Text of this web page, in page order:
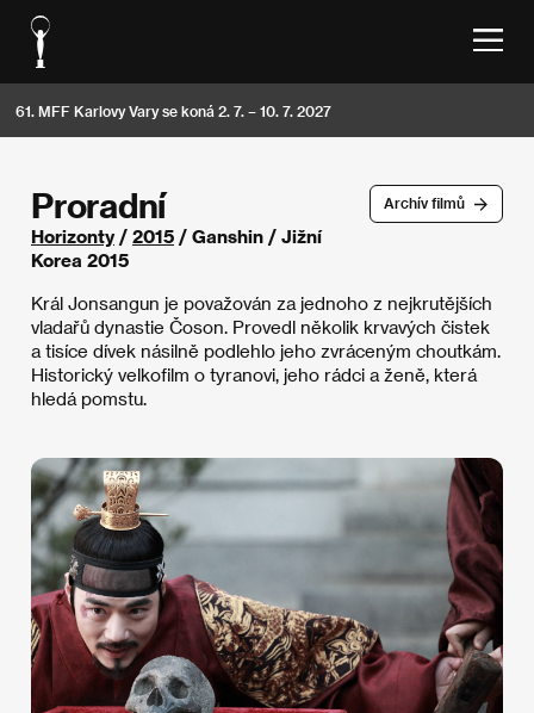
61. MFF Karlovy Vary se koná 2. 7. – 10. 7. 2027
Archív filmů
Proradní
Horizonty/ 2015 / Ganshin / Jižní
Korea 2015
Král Jonsangun je považován za jednoho z nejkrutějších
vladařů dynastie Čoson. Provedl několik krvavých čistek
a tisíce dívek násilně podlehlo jeho zvráceným choutkám.
Historický velkofilm o tyranovi, jeho rádci a ženě, která
hledá pomstu.